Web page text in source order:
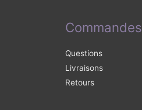
Commandes
Questions
Livraisons
Retours